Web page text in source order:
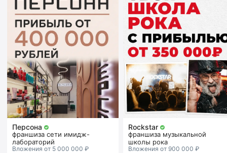
Персона
франшиза сети имидж-
лабораторий
Вложения от 5 000 000 ₽
Rockstar
франшиза музыкальной
школы рока
Вложения от 900 000 ₽